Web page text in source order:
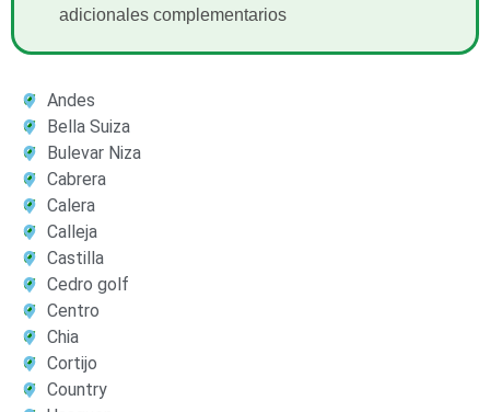
adicionales complementarios
Andes
Bella Suiza
Bulevar Niza
Cabrera
Calera
Calleja
Castilla
Cedro golf
Centro
Chia
Cortijo
Country